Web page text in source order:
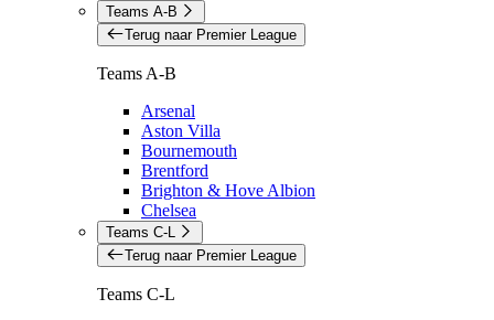
Teams A-B
Terug naar Premier League
Teams A-B
Arsenal
Aston Villa
Bournemouth
Brentford
Brighton & Hove Albion
Chelsea
Teams C-L
Terug naar Premier League
Teams C-L